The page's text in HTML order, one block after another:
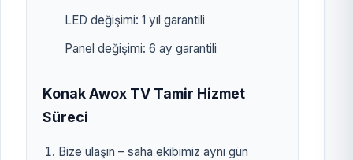
LED değişimi: 1 yıl garantili
Panel değişimi: 6 ay garantili
Konak Awox TV Tamir Hizmet
Süreci
Bize ulaşın – saha ekibimiz aynı gün